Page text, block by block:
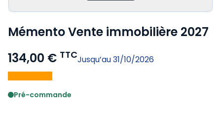
Mémento Vente immobilière 2027
134,00 € TTCJusqu’au 31/10/2026
Voir le détail des avis
Pré-commande